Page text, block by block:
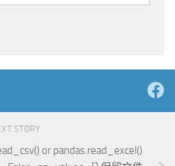
STORY
or pandas.read_excel()